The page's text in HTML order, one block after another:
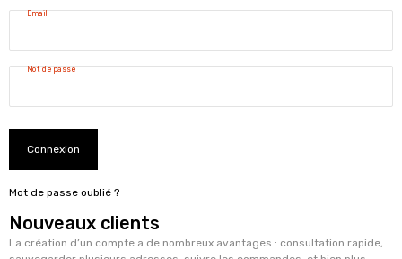
Email
Mot de passe
Connexion
Mot de passe oublié ?
Nouveaux clients
La création d’un compte a de nombreux avantages : consultation rapide,